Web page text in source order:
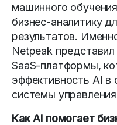
машинного
бизнес-аналитику
результатов.
Netpeak
SaaS-платформы,
эффективность AI в
системы
Как AI помогает